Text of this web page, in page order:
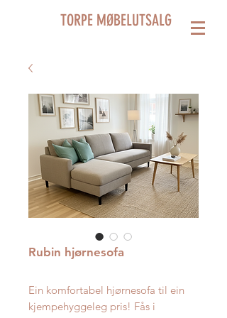
TORPE MØBELUTSALG
Rubin hjørnesofa
Ein komfortabel hjørnesofa til ein
kjempehyggeleg pris! Fås i